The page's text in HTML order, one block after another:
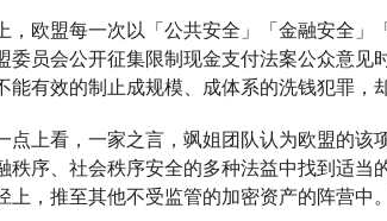
，欧盟每一次以「公共安全」「金融安全
委员会公开征集限制现金支付法案公众意
能有效的制止成规模、成体系的洗钱犯罪，
点上看，一家之言，飒姐团队认为欧盟的
秩序、社会秩序安全的多种法益中找到适
上，推至其他不受监管的加密资产的阵营中